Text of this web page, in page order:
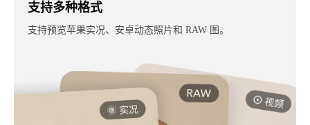
支持多种格式
支持预览苹果实况、安卓动态照片和 RAW 图。